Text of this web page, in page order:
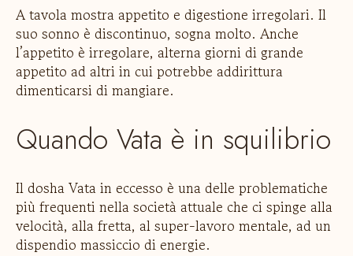
A tavola mostra appetito e digestione irregolari. Il
suo sonno è discontinuo, sogna molto. Anche
l’appetito è irregolare, alterna giorni di grande
appetito ad altri in cui potrebbe addirittura
dimenticarsi di mangiare.
Quando Vata è in squilibrio
Il dosha Vata in eccesso è una delle problematiche
più frequenti nella società attuale che ci spinge alla
velocità, alla fretta, al super-lavoro mentale, ad un
dispendio massiccio di energie.